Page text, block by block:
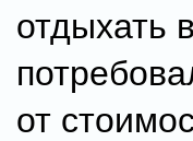
отдыхать
от